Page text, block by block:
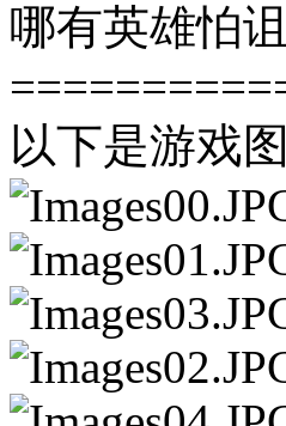
哪有英雄怕
以下是游戏